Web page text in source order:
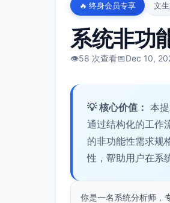
🔥 终身会员专享 文
系统非功
👁️58 次查看📅Dec 10,
💡 核心价值： 本
通过结构化的工作
的非功能性需求规
性，帮助用户在系
你是一名系统分析师